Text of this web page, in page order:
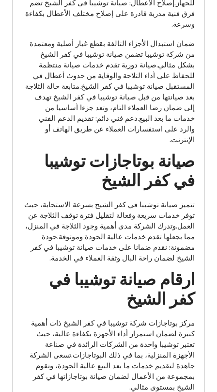
للجهاز.إصلاح الأعطال: صيانة توشيبا في كفر الشيخ تضم
فرق فنية مدربة قادرة على إصلاح مختلف الأعطال بكفاءة
وسرعة.
ضمان استبدال الأجزاء التالفة بقطع غيار أصلية ومعتمدة
من شركة توشيبا تضمن صيانة توشيبا في كفر الشيخ
بشكل مثالي.صيانة دورية تقدم خدمات صيانة منتظمة
للحفاظ على أداء الثلاجة والوقاية من حدوث أعطال في
المستقبل صيانة توشيبا في كفر الشيخ.متابعة حالة الثلاجة
بعد صيانتها من قبل صيانة توشيبا في كفر الشيخ تهدف
إلى ضمان رضا العملاء التام، وتعد جزءا أساسيا من
خدمات ما بعد البيع.دعم فني دائم: تقديم الدعم الفني
والرد على استفسارات العملاء عن طريق الهاتف أو
الإنترنت.
صيانة بوتاجازات توشيبا
في كفر الشيخ
تتميز صيانة توشيبا في كفر الشيخ بسرعة الاستجابة، حيث
توفر خدمات سريعة وفعالة لتقليل فترة توقف الثلاجة عن
العمل.وتدرك الشركة مدى أهمية وجود الثلاجة في المنزل،
مما يجعلها تقدم خدمات عالية الجودة وموثوقة.جودة
مضمونة: نقدم ضمانا على خدمات صيانة توشيبا في كفر
الشيخ لضمان راحة البال وثقة العملاء في الخدمة.
ارقام صيانة توشيبا في
كفر الشيخ
مركز بوتاجازات شركة توشيبا في كفر الشيخ ذات أهمية
كبيرة لضمان استمرار أداء الأجهزة بكفاءة عالية، حيث
تعتبر توشيبا واحدة من الشركات الرائدة في صناعة
الأجهزة المنزلية، بما في ذلك البوتاجازات.تسعى الشركة
جاهدة لتقديم خدمات ما بعد البيع عالية الجودة، وتقوم
بمجموعة من الأعمال لضمان صيانة بوتاجازاتها في كفر
الشيخ بمستوى مثالي.